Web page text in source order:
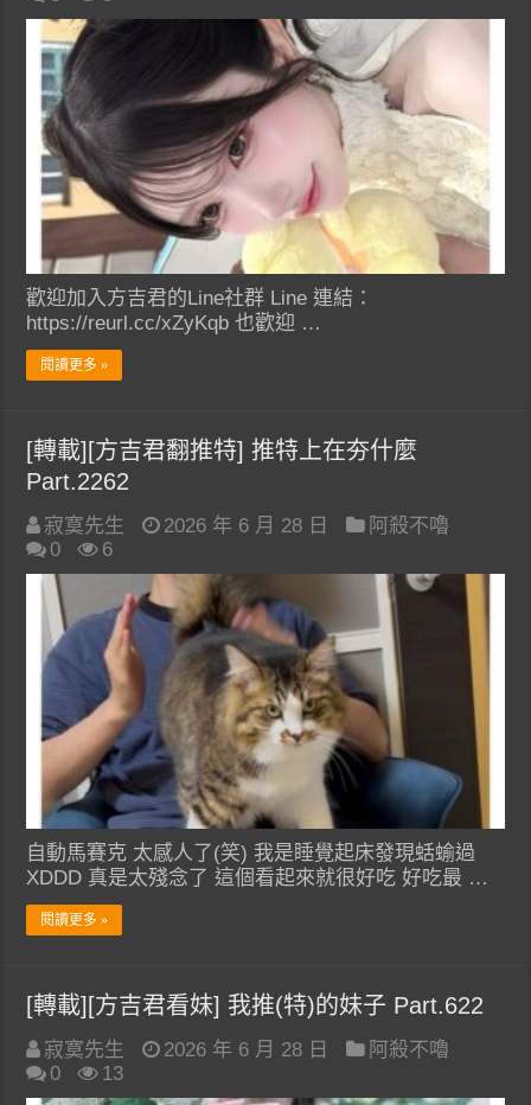
歡迎加入方吉君的Line社群 Line 連結：
https://reurl.cc/xZyKqb 也歡迎 …
閱讀更多 »
[轉載][方吉君翻推特] 推特上在夯什麼
Part.2262
寂寞先生 2026 年 6 月 28 日
阿殺不嚕
0
6
自動馬賽克 太感人了(笑) 我是睡覺起床發現蛞蝓過
XDDD 真是太殘念了 這個看起來就很好吃 好吃最 …
閱讀更多 »
[轉載][方吉君看妹] 我推(特)的妹子 Part.622
寂寞先生 2026 年 6 月 28 日
阿殺不嚕
0
13